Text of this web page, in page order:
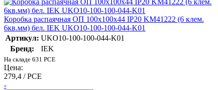
Коробка распаячная ОП 100х100х44 IP20 KM41222 (6 клем.
6кв.мм) бел. IEK UKO10-100-100-044-K01
Артикул: UKO10-100-100-044-K01
Бренд:
IEK
На складе 631 PCE
Цена:
279,4 / PCE
-